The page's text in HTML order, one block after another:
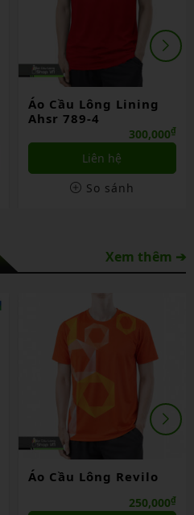
Áo Cầu Lông Lining
Ahsr 789-4
300,000₫
Liên hệ
So sánh
Xem thêm ➔
Áo Cầu Lông Revilo
250,000₫